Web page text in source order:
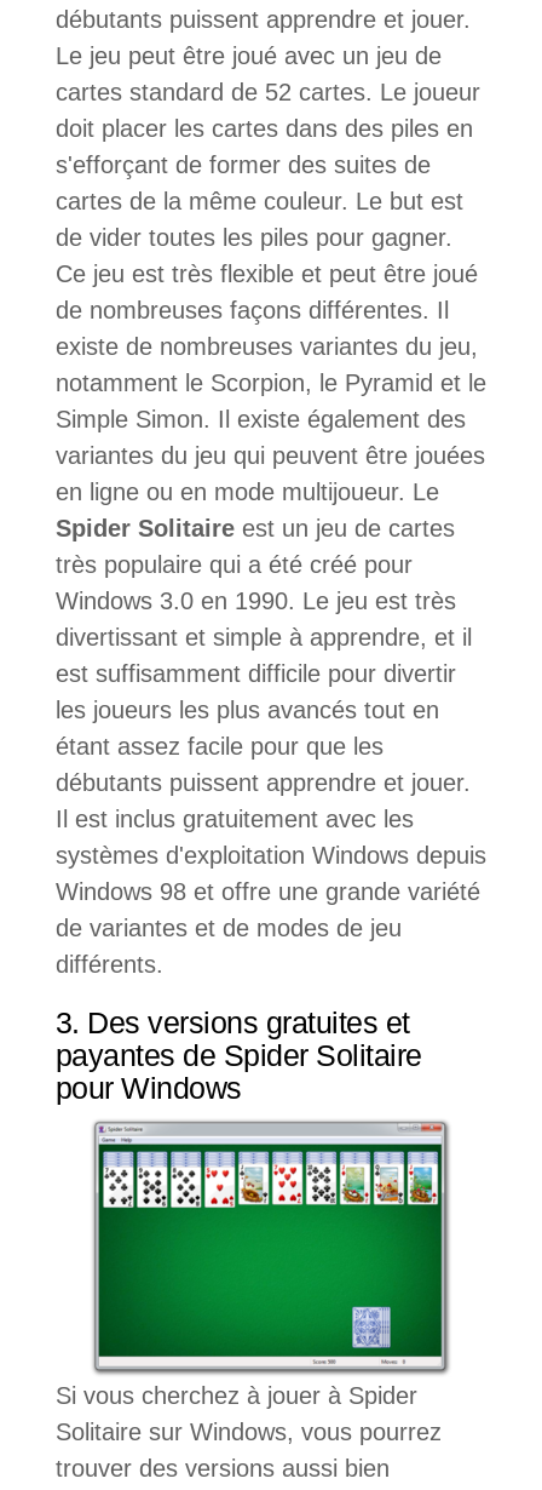
débutants puissent apprendre et jouer.
Le jeu peut être joué avec un jeu de
cartes standard de 52 cartes. Le joueur
doit placer les cartes dans des piles en
s'efforçant de former des suites de
cartes de la même couleur. Le but est
de vider toutes les piles pour gagner.
Ce jeu est très flexible et peut être joué
de nombreuses façons différentes. Il
existe de nombreuses variantes du jeu,
notamment le Scorpion, le Pyramid et le
Simple Simon. Il existe également des
variantes du jeu qui peuvent être jouées
en ligne ou en mode multijoueur. Le
Spider Solitaireest un jeu de cartes
très populaire qui a été créé pour
Windows 3.0 en 1990. Le jeu est très
divertissant et simple à apprendre, et il
est suffisamment difficile pour divertir
les joueurs les plus avancés tout en
étant assez facile pour que les
débutants puissent apprendre et jouer.
Il est inclus gratuitement avec les
systèmes d'exploitation Windows depuis
Windows 98 et offre une grande variété
de variantes et de modes de jeu
différents.
3. Des versions gratuites et
payantes de Spider Solitaire
pour Windows
Si vous cherchez à jouer à Spider
Solitaire sur Windows, vous pourrez
trouver des versions aussi bien